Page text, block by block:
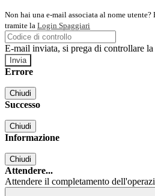
Non hai una e-mail associata al nome
tramite la Login Spaggiari
E-mail inviata, si prega di controllare
Errore
Chiudi
Successo
Chiudi
Informazione
Chiudi
Attendere...
Attendere il completamento